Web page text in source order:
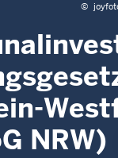
©
NRW)